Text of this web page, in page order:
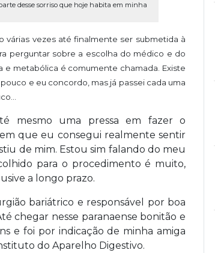
desse sorriso que hoje habita em minha
vezes até finalmente ser submetida à
perguntar sobre a escolha do médico e do
metabólica é comumente chamada. Existe
e eu concordo, mas já passei cada uma
mesmo uma pressa em fazer o
que eu consegui realmente sentir
de mim. Estou sim falando do meu
para o procedimento é muito,
a longo prazo.
bariátrico e responsável por boa
chegar nesse paranaense bonitão e
e foi por indicação de minha amiga
do Aparelho Digestivo.